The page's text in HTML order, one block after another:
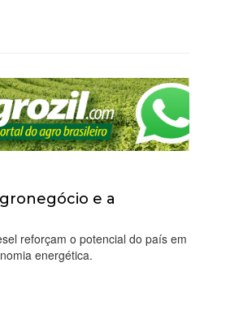
e a
reforçam o potencial do país em
energética.